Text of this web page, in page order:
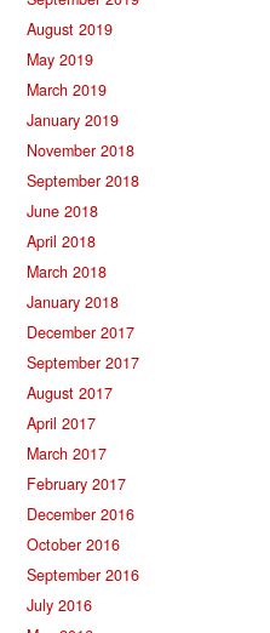
August 2019
May 2019
March 2019
January 2019
November 2018
September 2018
June 2018
April 2018
March 2018
January 2018
December 2017
September 2017
August 2017
April 2017
March 2017
February 2017
December 2016
October 2016
September 2016
July 2016